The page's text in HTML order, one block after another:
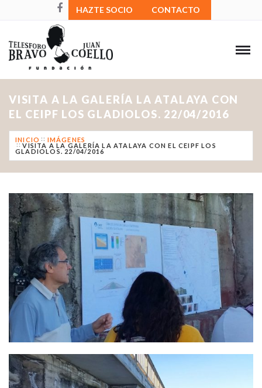
HAZTE SOCIO CONTACTO
VISITA A LA GALERÍA LA ATALAYA CON
EL CEIPF LOS GLADIOLOS. 22/04/2016
INICIO IMÁGENES
VISITA A LA GALERÍA LA ATALAYA CON EL CEIPF LOS
GLADIOLOS. 22/04/2016